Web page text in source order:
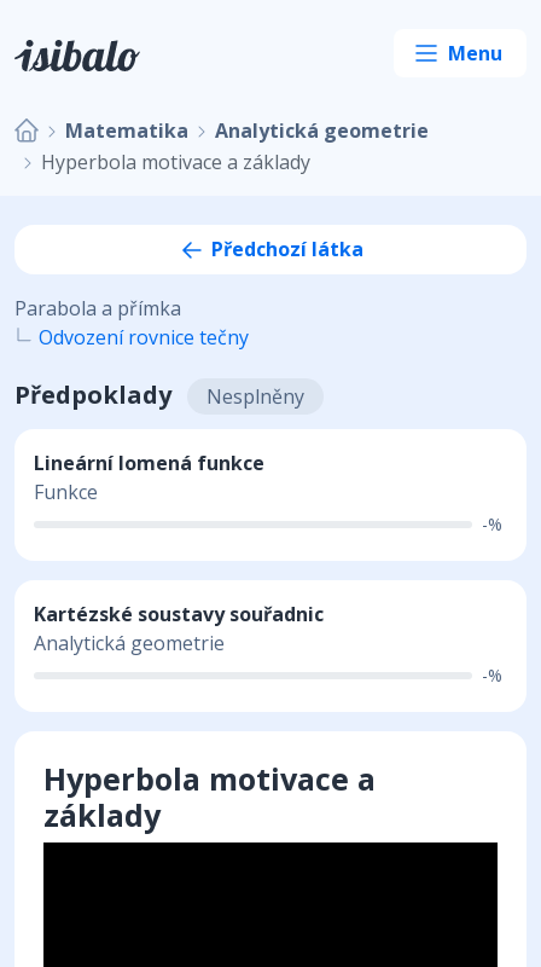
Matematika
Analytická geometrie
Hyperbola motivace a základy
Předchozí látka
Parabola a přímka
Odvození rovnice tečny
Předpoklady Nesplněny
Lineární lomená funkce
Funkce
-%
Kartézské soustavy souřadnic
Analytická geometrie
-%
Hyperbola motivace a
základy